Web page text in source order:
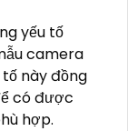
yếu tố
camera
này đồng
có được
hợp.